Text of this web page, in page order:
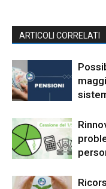
ARTICOLI CORRELATI